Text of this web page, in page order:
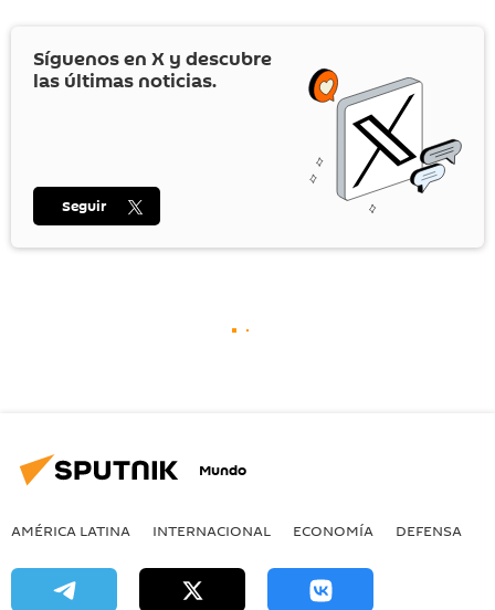
Síguenos en X y descubre
las últimas noticias.
Seguir
Mundo
AMÉRICA LATINA INTERNACIONAL ECONOMÍA DEFENSA